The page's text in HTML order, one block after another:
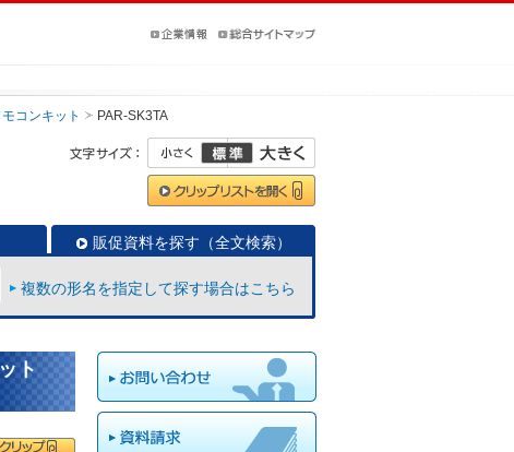
コンキット PAR-SK3TA
販促資料を探す（全文検索）
複数の形名を指定して探す場合はこちら
ト